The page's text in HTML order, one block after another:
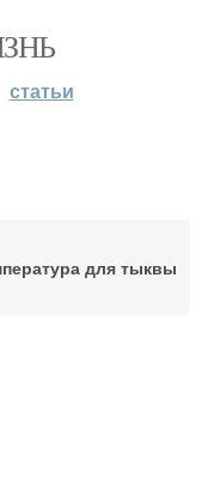
статьи
для тыквы